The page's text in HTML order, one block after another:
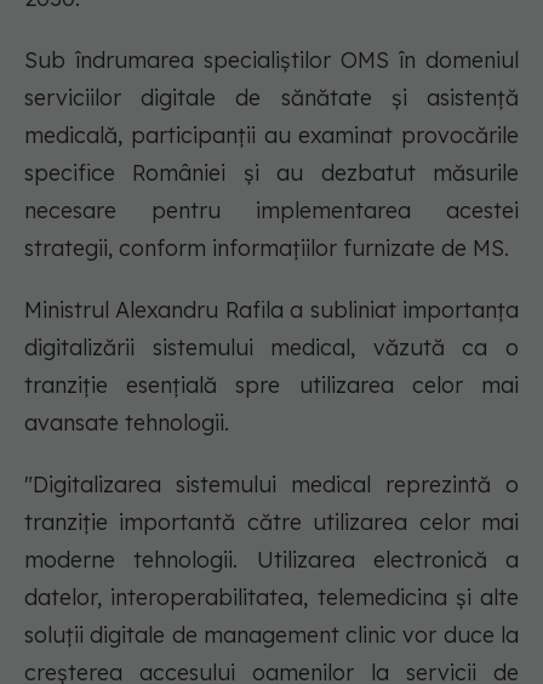
Sub îndrumarea specialiștilor OMS în domeniul
serviciilor digitale de sănătate și asistență
medicală, participanții au examinat provocările
specifice României și au dezbatut măsurile
necesare pentru implementarea acestei
strategii, conform informațiilor furnizate de MS.
Ministrul Alexandru Rafila a subliniat importanța
digitalizării sistemului medical, văzută ca o
tranziție esențială spre utilizarea celor mai
avansate tehnologii.
"Digitalizarea sistemului medical reprezintă o
tranziţie importantă către utilizarea celor mai
moderne tehnologii. Utilizarea electronică a
datelor, interoperabilitatea, telemedicina şi alte
soluţii digitale de management clinic vor duce la
creşterea accesului oamenilor la servicii de